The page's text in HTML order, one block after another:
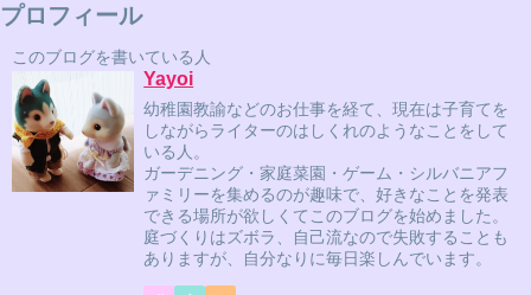
プロフィール
このブログを書いている人
Yayoi
幼稚園教諭などのお仕事を経て、現在は子育てを
しながらライターのはしくれのようなことをして
いる人。
ガーデニング・家庭菜園・ゲーム・シルバニアフ
ァミリーを集めるのが趣味で、好きなことを発表
できる場所が欲しくてこのブログを始めました。
庭づくりはズボラ、自己流なので失敗することも
ありますが、自分なりに毎日楽しんでいます。